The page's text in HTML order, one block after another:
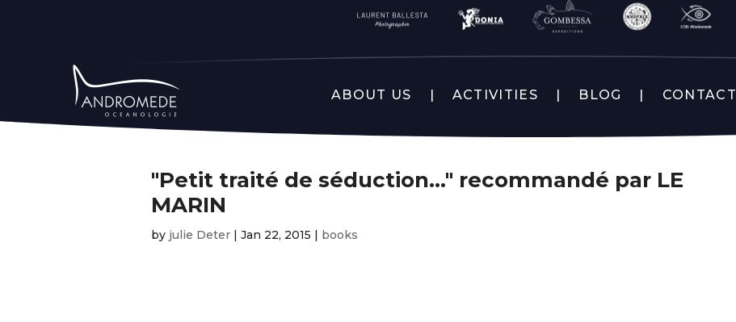
ABOUT US ACTIVITIES BLOG CONTACT
"Petit traité de séduction…" recommandé par LE
MARIN
by julie Deter | Jan 22, 2015 | books